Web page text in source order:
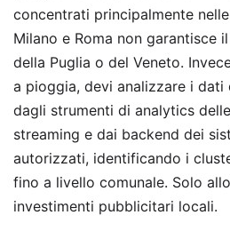
concentrati principalmente
Milano e Roma non garantisce
della Puglia o del Veneto.
a pioggia, devi analizzare i
dagli strumenti di analytics
streaming e dai backend dei
autorizzati, identificando i
fino a livello comunale. Solo
investimenti pubblicitari locali.